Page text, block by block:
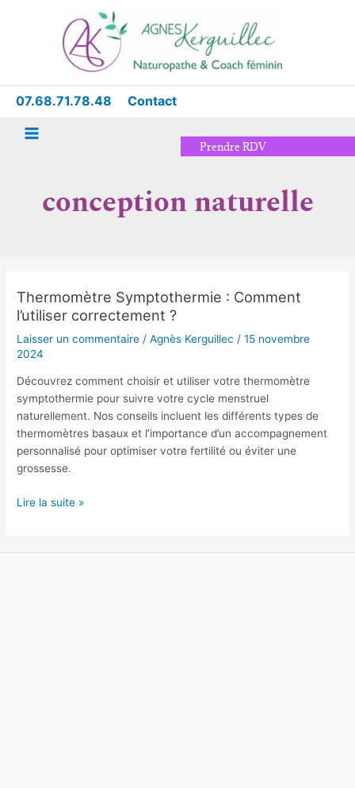
07.68.71.78.48 Contact
Menu
Prendre RDV
conception naturelle
Thermomètre Symptothermie : Comment
l’utiliser correctement ?
Laisser un commentaire /Agnès Kerguillec /15 novembre
2024
Découvrez comment choisir et utiliser votre thermomètre
symptothermie pour suivre votre cycle menstruel
naturellement. Nos conseils incluent les différents types de
thermomètres basaux et l’importance d’un accompagnement
personnalisé pour optimiser votre fertilité ou éviter une
grossesse.
Thermomètre
Symptothermie
Comment
correctement
?
Lire la suite »